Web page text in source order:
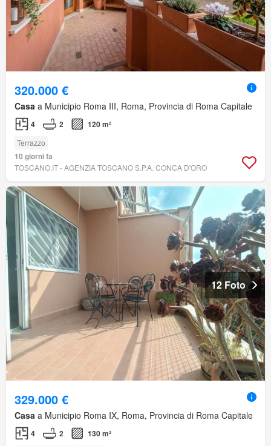
320.000 €
Casa a Municipio Roma III, Roma, Provincia di Roma Capitale
4 2 120 m²
Terrazzo
10 giorni fa
TOSCANO.IT - AGENZIA TOSCANO S.P.A. CONCA D'ORO
12 Foto
329.000 €
Casa a Municipio Roma IX, Roma, Provincia di Roma Capitale
4 2 130 m²